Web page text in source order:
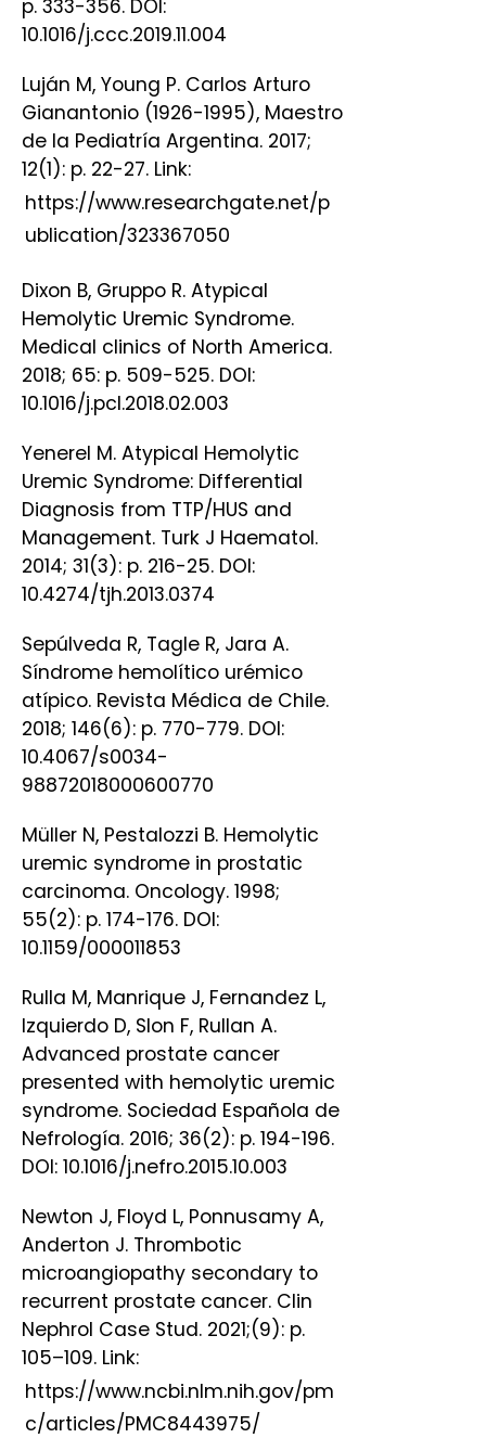
p. 333-356. DOI:
10.1016/j.ccc.2019.11.004
Luján M, Young P. Carlos Arturo
Gianantonio (1926-1995), Maestro
de la Pediatría Argentina. 2017;
12(1): p. 22-27. Link:
https://www.researchgate.net/p
ublication/323367050
Dixon B, Gruppo R. Atypical
Hemolytic Uremic Syndrome.
Medical clinics of North America.
2018; 65: p. 509-525. DOI:
10.1016/j.pcl.2018.02.003
Yenerel M. Atypical Hemolytic
Uremic Syndrome: Differential
Diagnosis from TTP/HUS and
Management. Turk J Haematol.
2014; 31(3): p. 216-25. DOI:
10.4274/tjh.2013.0374
Sepúlveda R, Tagle R, Jara A.
Síndrome hemolítico urémico
atípico. Revista Médica de Chile.
2018; 146(6): p. 770-779. DOI:
10.4067/s0034-
98872018000600770
Müller N, Pestalozzi B. Hemolytic
uremic syndrome in prostatic
carcinoma. Oncology. 1998;
55(2): p. 174-176. DOI:
10.1159/000011853
Rulla M, Manrique J, Fernandez L,
Izquierdo D, Slon F, Rullan A.
Advanced prostate cancer
presented with hemolytic uremic
syndrome. Sociedad Española de
Nefrología. 2016; 36(2): p. 194-196.
DOI: 10.1016/j.nefro.2015.10.003
Newton J, Floyd L, Ponnusamy A,
Anderton J. Thrombotic
microangiopathy secondary to
recurrent prostate cancer. Clin
Nephrol Case Stud. 2021;(9): p.
105–109. Link:
https://www.ncbi.nlm.nih.gov/pm
c/articles/PMC8443975/